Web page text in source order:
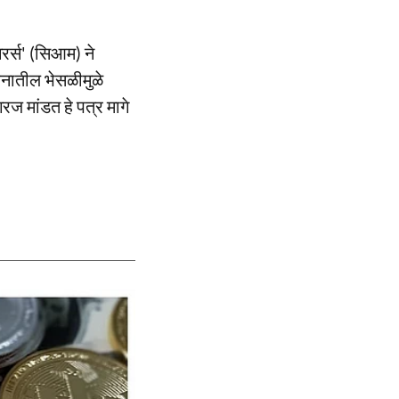
(सिआम) ने
भेसळीमुळे
मांडत हे पत्र मागे